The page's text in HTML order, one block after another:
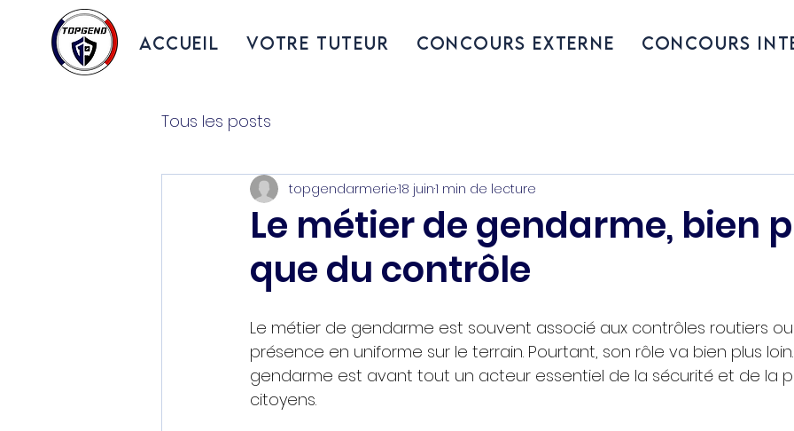
ACCUEIL VOTRE TUTEUR Concours externe Concours
Tous les posts
Le métier de gendarme, bien
que du contrôle
topgendarmerie18 juin1 min de lecture
Le métier de gendarme est souvent associé aux contrôles routiers
présence en uniforme sur le terrain. Pourtant, son rôle va bien plus
gendarme est avant tout un acteur essentiel de la sécurité et de la
citoyens.